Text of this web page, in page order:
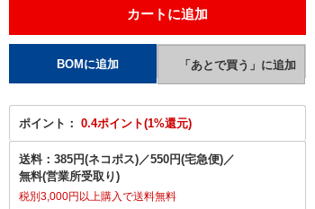
ポイント： 0.4ポイント(1%還元)
送料： 385円(ネコポス)／550円(宅急便)／
無料(営業所受取り)
税別3,000円以上購入で送料無料